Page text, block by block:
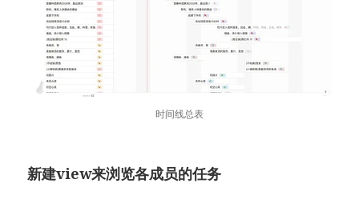
时间线总表
新建view来浏览各成员的任务